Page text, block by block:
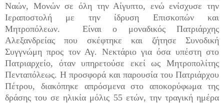
Ναών, Μονών σε όλη την Αίγυπτο, ενώ ενίσχυσε την
Ιεραποστολή με την ίδρυση Επισκοπών και
Μητροπόλεων. Είναι ο μοναδικός Πατριάρχης
Αλεξανδρείας που σκέφτηκε και ζήτησε Συνοδική
Συγγνώμη προς τον Αγ. Νεκτάριο για όσα υπέστη στο
Πατριαρχείο, όταν υπηρετούσε εκεί ως Μητροπολίτης
Πενταπόλεως. Η προσφορά και παρουσία του Πατριάρχου
Πέτρου, διακόπηκε απρόσμενα στο αποκορύφωμα της
δράσης του σε ηλικία μόλις 55 ετών, την τραγική ημέρα